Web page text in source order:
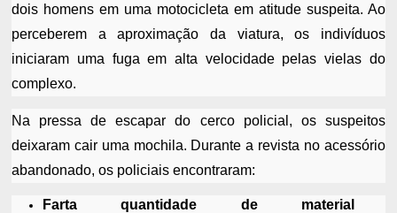
dois homens em uma motocicleta em atitude suspeita. Ao
perceberem a aproximação da viatura, os indivíduos
iniciaram uma fuga em alta velocidade pelas vielas do
complexo.
Na pressa de escapar do cerco policial, os suspeitos
deixaram cair uma mochila. Durante a revista no acessório
abandonado, os policiais encontraram:
Farta quantidade de material